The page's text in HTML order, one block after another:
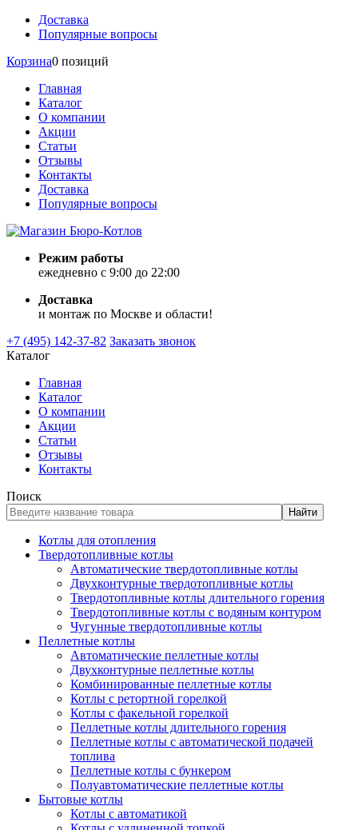
Доставка
Популярные вопросы
Корзина0 позиций
Главная
Каталог
О компании
Акции
Статьи
Отзывы
Контакты
Доставка
Популярные вопросы
Режим работы
ежедневно с 9:00 до 22:00
Доставка
и монтаж по Москве и области!
+7 (495) 142-37-82 Заказать звонок
Каталог
Главная
Каталог
О компании
Акции
Статьи
Отзывы
Контакты
Поиск
Найти
Котлы для отопления
Твердотопливные котлы
Автоматические твердотопливные котлы
Двухконтурные твердотопливные котлы
Твердотопливные котлы длительного горения
Твердотопливные котлы с водяным контуром
Чугунные твердотопливные котлы
Пеллетные котлы
Автоматические пеллетные котлы
Двухконтурные пеллетные котлы
Комбинированные пеллетные котлы
Котлы с ретортной горелкой
Котлы с факельной горелкой
Пеллетные котлы длительного горения
Пеллетные котлы с автоматической подачей
топлива
Пеллетные котлы с бункером
Полуавтоматические пеллетные котлы
Бытовые котлы
Котлы с автоматикой